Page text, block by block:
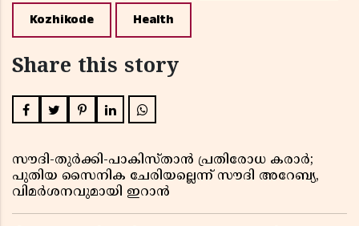
Kozhikode Health
Share this story
സൗദി-തുർക്കി-പാകിസ്താൻ പ്രതിരോധ കരാർ;
പുതിയ സൈനിക ചേരിയല്ലെന്ന് സൗദി അറേബ്യ,
വിമർശനവുമായി ഇറാൻ